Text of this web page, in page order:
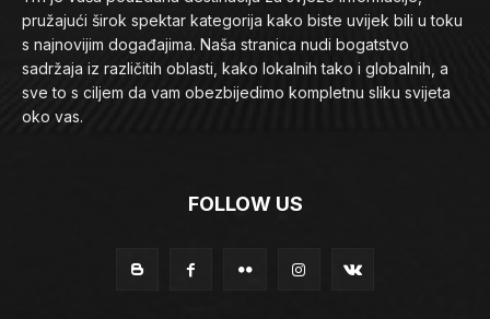
pružajući širok spektar kategorija kako biste uvijek bili u toku
s najnovijim događajima. Naša stranica nudi bogatstvo
sadržaja iz različitih oblasti, kako lokalnih tako i globalnih, a
sve to s ciljem da vam obezbijedimo kompletnu sliku svijeta
oko vas.
FOLLOW US